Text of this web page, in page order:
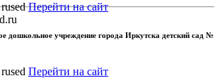
Перейти на сайт
дошкольное учреждение города Иркутска детский сад №
Перейти на сайт